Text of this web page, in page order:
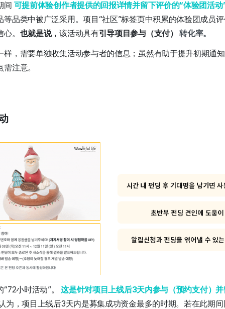
间 可提前体验创作者提供的回报详情并留下评价的“体验团活
等品类中被广泛采用。项目“社区”标签页中积累的体验团成员
。 也就是说，该活动具有引导项目参与（支付） 转化率。
样，需要单独收集活动参与者的信息；虽然有助于提升初期通
注意。
“72小时活动”。这是针对项目上线后3天内参与（预约支付）
为，项目上线后3天内是募集成功资金最多的时期。若在此期